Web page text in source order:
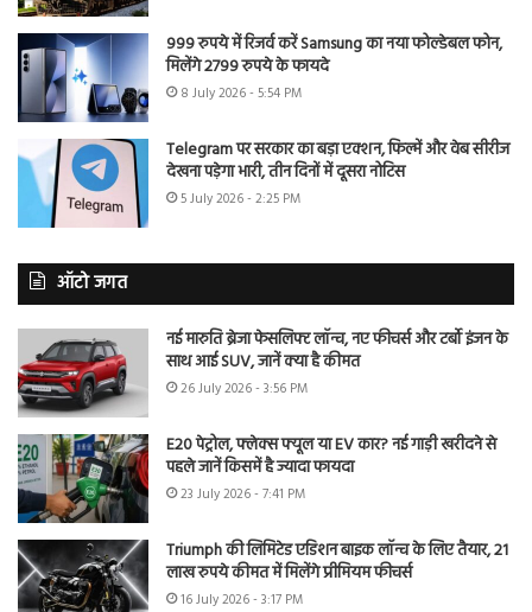
999 रुपये में रिजर्व करें Samsung का नया फोल्डेबल फोन,
मिलेंगे 2799 रुपये के फायदे
8 July 2026 - 5:54 PM
Telegram पर सरकार का बड़ा एक्शन, फिल्में और वेब सीरीज
देखना पड़ेगा भारी, तीन दिनों में दूसरा नोटिस
5 July 2026 - 2:25 PM
ऑटो जगत
नई मारुति ब्रेजा फेसलिफ्ट लॉन्च, नए फीचर्स और टर्बो इंजन के
साथ आई SUV, जानें क्या है कीमत
26 July 2026 - 3:56 PM
E20 पेट्रोल, फ्लेक्स फ्यूल या EV कार? नई गाड़ी खरीदने से
पहले जानें किसमें है ज्यादा फायदा
23 July 2026 - 7:41 PM
Triumph की लिमिटेड एडिशन बाइक लॉन्च के लिए तैयार, 21
लाख रुपये कीमत में मिलेंगे प्रीमियम फीचर्स
16 July 2026 - 3:17 PM